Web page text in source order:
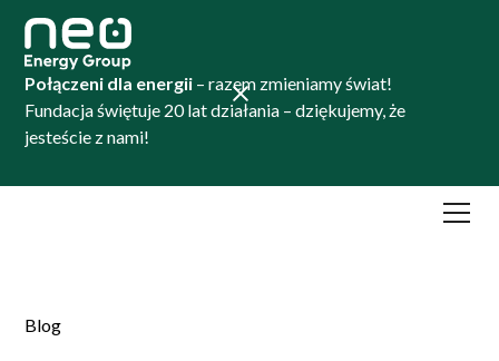
Połączeni dla energii – razem zmieniamy świat!
Fundacja świętuje 20 lat działania – dziękujemy, że
jesteście z nami!
Blog